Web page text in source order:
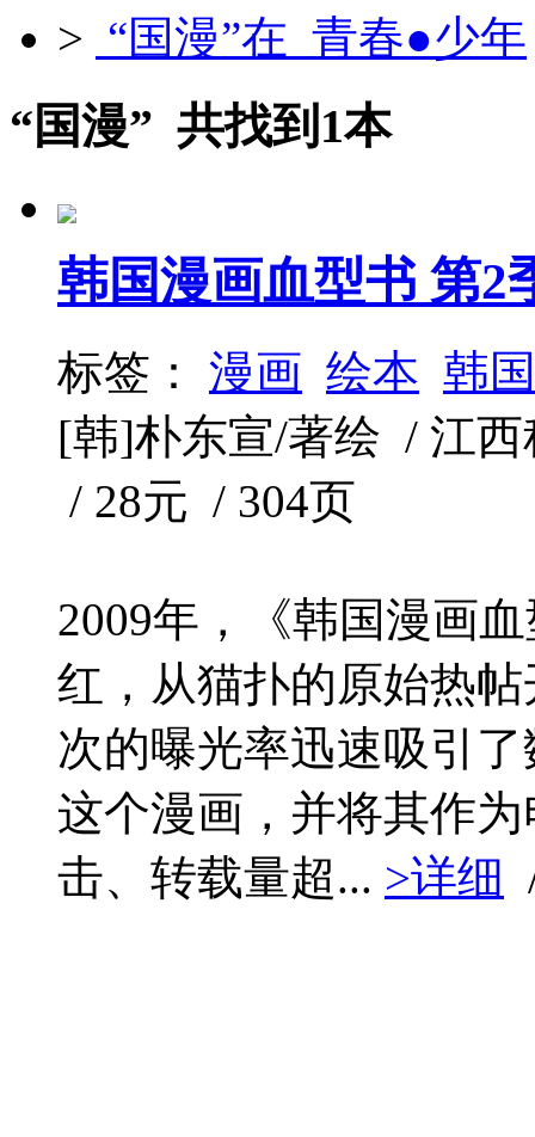
> “国漫”在 青春●少年
“国漫” 共找到1本
韩国漫画血型书 第2
标签： 漫画 绘本 韩国
[韩]朴东宣/著绘 / 江
/ 28元 / 304页
2009年，《韩国漫画
红，从猫扑的原始热
次的曝光率迅速吸引
这个漫画，并将其作
击、转载量超... >详细